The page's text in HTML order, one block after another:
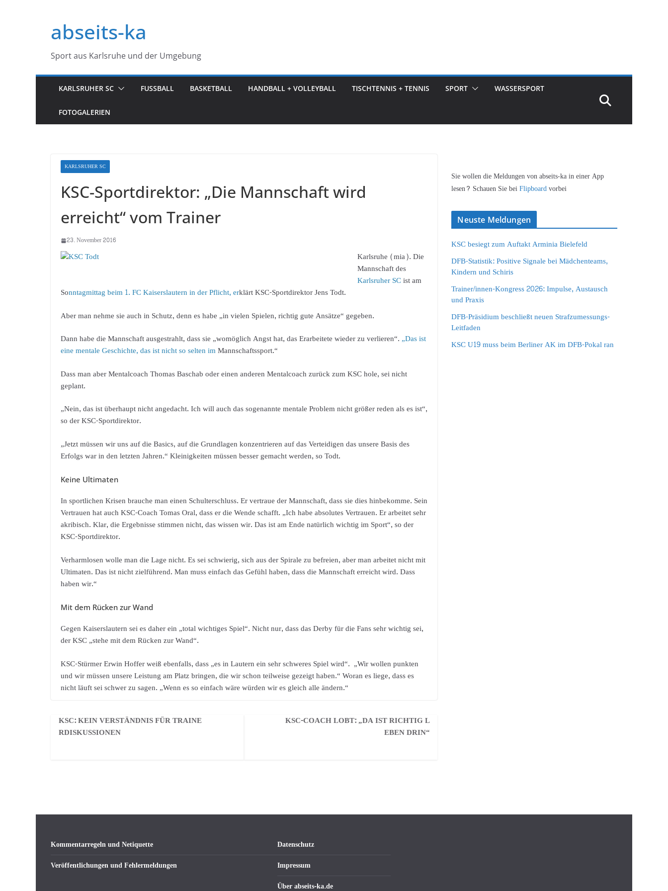
springenabseits-ka
Sport aus Karlsruhe und der Umgebung
KARLSRUHER SC FUSSBALL BASKETBALL HANDBALL + VOLLEYBALL TISCHTENNIS + TENNIS SPORT WASSERSPORT
FOTOGALERIEN
KARLSRUHER SC
KSC-Sportdirektor: „Die Mannschaft wird
erreicht“ vom Trainer
23. November 2016
Karlsruhe (mia). Die
Mannschaft des
Karlsruher SCist am
Sonntagmittag beim 1. FC Kaiserslautern in der Pflicht, erklärt KSC-Sportdirektor Jens Todt.
Aber man nehme sie auch in Schutz, denn es habe „in vielen Spielen, richtig gute Ansätze“ gegeben.
Dann habe die Mannschaft ausgestrahlt, dass sie „womöglich Angst hat, das Erarbeitete wieder zu verlieren“.„Das ist
eine mentale Geschichte, das ist nicht so selten imMannschaftssport.“
Dass man aber Mentalcoach Thomas Baschab oder einen anderen Mentalcoach zurück zum KSC hole, sei nicht
geplant.
„Nein, das ist überhaupt nicht angedacht. Ich will auch das sogenannte mentale Problem nicht größer reden als es ist“,
so der KSC-Sportdirektor.
„Jetzt müssen wir uns auf die Basics, auf die Grundlagen konzentrieren auf das Verteidigen das unsere Basis des
Erfolgs war in den letzten Jahren.“ Kleinigkeiten müssen besser gemacht werden, so Todt.
Keine Ultimaten
In sportlichen Krisen brauche man einen Schulterschluss. Er vertraue der Mannschaft, dass sie dies hinbekomme. Sein
Vertrauen hat auch KSC-Coach Tomas Oral, dass er die Wende schafft. „Ich habe absolutes Vertrauen. Er arbeitet sehr
akribisch. Klar, die Ergebnisse stimmen nicht, das wissen wir. Das ist am Ende natürlich wichtig im Sport“, so der
KSC-Sportdirektor.
Verharmlosen wolle man die Lage nicht. Es sei schwierig, sich aus der Spirale zu befreien, aber man arbeitet nicht mit
Ultimaten. Das ist nicht zielführend. Man muss einfach das Gefühl haben, dass die Mannschaft erreicht wird. Dass
haben wir.“
Mit dem Rücken zur Wand
Gegen Kaiserslautern sei es daher ein „total wichtiges Spiel“. Nicht nur, dass das Derby für die Fans sehr wichtig sei,
der KSC „stehe mit dem Rücken zur Wand“.
KSC-Stürmer Erwin Hoffer weiß ebenfalls, dass „es in Lautern ein sehr schweres Spiel wird“. „Wir wollen punkten
und wir müssen unsere Leistung am Platz bringen, die wir schon teilweise gezeigt haben.“ Woran es liege, dass es
nicht läuft sei schwer zu sagen. „Wenn es so einfach wäre würden wir es gleich alle ändern.“
KSC: KEIN VERSTÄNDNIS FÜR TRAINE
RDISKUSSIONEN
KSC-COACH LOBT: „DA IST RICHTIG L
EBEN DRIN“
Sie wollen die Meldungen von abseits-ka in einer App
lesen? Schauen Sie beiFlipboardvorbei
Neuste Meldungen
KSC besiegt zum Auftakt Arminia Bielefeld
DFB-Statistik: Positive Signale bei Mädchenteams,
Kindern und Schiris
Trainer/innen-Kongress 2026: Impulse, Austausch
und Praxis
DFB-Präsidium beschließt neuen Strafzumessungs-
Leitfaden
KSC U19 muss beim Berliner AK im DFB-Pokal ran
Kommentarregeln und Netiquette
Veröffentlichungen und Fehlermeldungen
Datenschutz
Impressum
Über abseits-ka.de